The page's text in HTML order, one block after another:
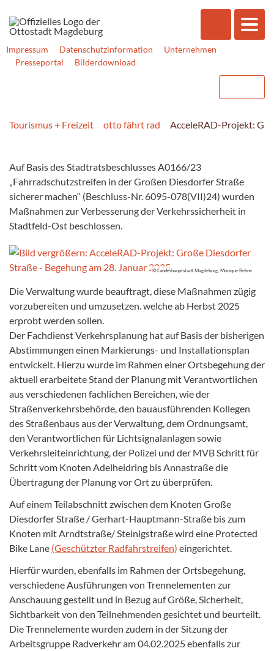
Impressum Datenschutzinformation
Unternehmen
Presseportal
Bilderdownload
Tourismus + Freizeit otto fährt rad AcceleRAD-Projekt:
Auf Basis des Stadtratsbeschlusses A0166/23
„Fahrradschutzstreifen in der Großen Diesdorfer Straße
sicherer machen“ (Beschluss-Nr. 6095-078(VII)24) wurden
Maßnahmen zur Verbesserung der Verkehrssicherheit in
Stadtfeld-Ost beschlossen.
© Landeshauptstadt Magdeburg, Monique Behne
Die Verwaltung wurde beauftragt, diese Maßnahmen zügig
vorzubereiten und umzusetzen. welche ab Herbst 2025
erprobt werden sollen.
Der Fachdienst Verkehrsplanung hat auf Basis der bisherigen
Abstimmungen einen Markierungs- und Installationsplan
entwickelt. Hierzu wurde im Rahmen einer Ortsbegehung der
aktuell erarbeitete Stand der Planung mit Verantwortlichen
aus verschiedenen fachlichen Bereichen, wie der
Straßenverkehrsbehörde, den bauausführenden Kollegen
des Straßenbaus aus der Verwaltung, dem Ordnungsamt,
den Verantwortlichen für Lichtsignalanlagen sowie
Verkehrsleiteinrichtung, der Polizei und der MVB Schritt für
Schritt vom Knoten Adelheidring bis Annastraße die
Übertragung der Planung vor Ort zu überprüfen.
Auf einem Teilabschnitt zwischen dem Knoten Große
Diesdorfer Straße / Gerhart-Hauptmann-Straße bis zum
Knoten mit Arndtstraße/ Steinigstraße wird eine Protected
Bike Lane (Geschützter Radfahrstreifen) eingerichtet.
Hierfür wurden, ebenfalls im Rahmen der Ortsbegehung,
verschiedene Ausführungen von Trennelementen zur
Anschauung gestellt und in Bezug auf Größe, Sicherheit,
Sichtbarkeit von den Teilnehmenden gesichtet und beurteilt.
Die Trennelemente wurden zudem in der Sitzung der
Arbeitsgruppe Radverkehr am 04.02.2025 ebenfalls zur